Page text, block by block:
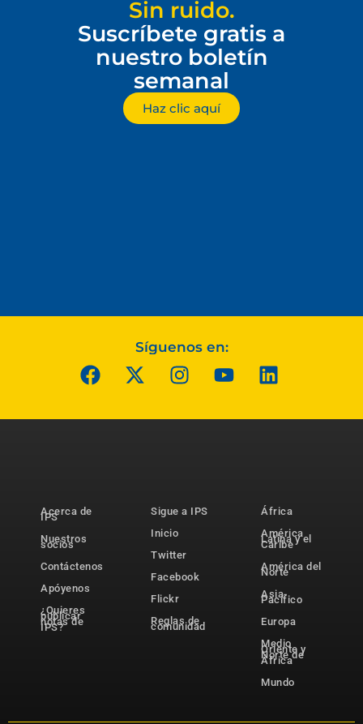
Sin ruido.
Suscríbete gratis a
nuestro boletín
semanal
Haz clic aquí
Síguenos en:
Acerca de
IPS
Nuestros
socios
Contáctenos
Apóyenos
¿Quieres
publicar
notas de
IPS?
Sigue a IPS
Inicio
Twitter
Facebook
Flickr
Reglas de
comunidad
África
América
Latina y el
Caribe
América del
Norte
Asia-
Pacífico
Europa
Medio
Oriente y
Norte de
África
Mundo